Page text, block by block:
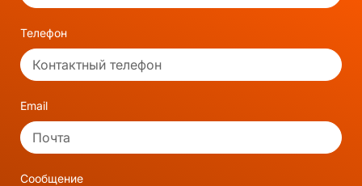
Телефон
Email
Сообщение